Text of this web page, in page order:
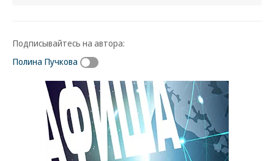
Подписывайтесь на автора:
Полина Пучкова